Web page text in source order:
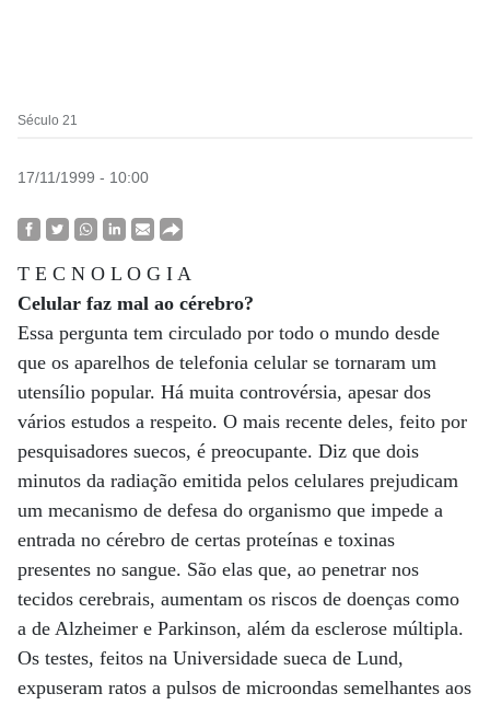
Século 21
17/11/1999 - 10:00
T E C N O L O G I A
Celular faz mal ao cérebro?
Essa pergunta tem circulado por todo o mundo desde
que os aparelhos de telefonia celular se tornaram um
utensílio popular. Há muita controvérsia, apesar dos
vários estudos a respeito. O mais recente deles, feito por
pesquisadores suecos, é preocupante. Diz que dois
minutos da radiação emitida pelos celulares prejudicam
um mecanismo de defesa do organismo que impede a
entrada no cérebro de certas proteínas e toxinas
presentes no sangue. São elas que, ao penetrar nos
tecidos cerebrais, aumentam os riscos de doenças como
a de Alzheimer e Parkinson, além da esclerose múltipla.
Os testes, feitos na Universidade sueca de Lund,
expuseram ratos a pulsos de microondas semelhantes aos